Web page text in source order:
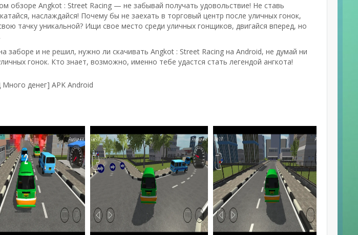
обзоре Angkot : Street Racing — не забывай получать удовольствие! Не ставь
наслаждайся! Почему бы не заехать в торговый центр после уличных гонок,
тачку уникальной? Ищи свое место среди уличных гонщиков, двигайся вперед, но
заборе и не решил, нужно ли скачивать Angkot : Street Racing на Android, не думай ни
гонок. Кто знает, возможно, именно тебе удастся стать легендой ангкота!
денег] APK Android